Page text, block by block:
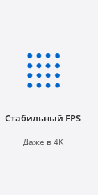
Стабильный FPS
Даже в 4K